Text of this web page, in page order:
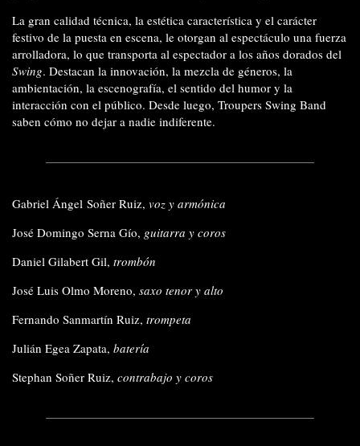
La gran calidad técnica, la estética característica y el carácter
festivo de la puesta en escena, le otorgan al espectáculo una fuerza
arrolladora, lo que transporta al espectador a los años dorados del
Swing. Destacan la innovación, la mezcla de géneros, la
ambientación, la escenografía, el sentido del humor y la
interacción con el público. Desde luego, Troupers Swing Band
saben cómo no dejar a nadie indiferente.
Gabriel Ángel Soñer Ruiz, voz y armónica
José Domingo Serna Gío, guitarra y coros
Daniel Gilabert Gil, trombón
José Luis Olmo Moreno, saxo tenor y alto
Fernando Sanmartín Ruiz, trompeta
Julián Egea Zapata, batería
Stephan Soñer Ruiz, contrabajo y coros